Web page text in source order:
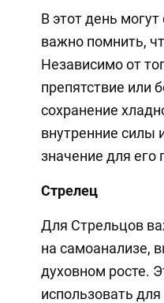
В этот день
важно помнить,
Независимо от
препятствие или
сохранение
внутренние
значение для его
Стрелец
Для Стрельцов
на самоанализе,
духовном росте.
использовать